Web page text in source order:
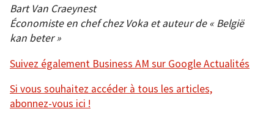
Bart Van Craeynest
Économiste en chef chez Voka et auteur de « België
kan beter »
Suivez également Business AM sur Google Actualités
Si vous souhaitez accéder à tous les articles,
abonnez-vous ici !